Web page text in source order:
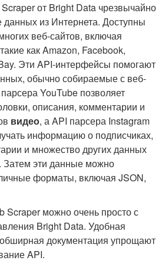
от Bright Data чрезвычайно
из Интернета. Доступны
веб-сайтов, включая
как Amazon, Facebook,
Эти API-интерфейсы помогают
обычно собираемые с веб-
YouTube позволяет
описания, комментарии и
видео, а API парсера Instagram
информацию о подписчиках,
и множество других данных
Затем эти данные можно
форматы, включая JSON,
Scraper можно очень просто с
Bright Data. Удобная
документация упрощают
API.